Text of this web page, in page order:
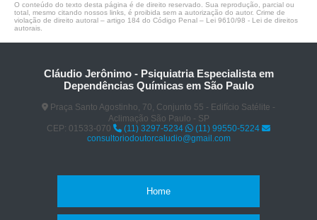
O conteúdo do texto desta página é de direito reservado. Sua reprodução, parcial ou
total, mesmo citando nossos links, é proibida sem a autorização do autor. Crime de
violação de direito autoral – artigo 184 do Código Penal – Lei 9610/98 - Lei de direitos
autorais
Cláudio Jerônimo - Psiquiatria Especialista em
Dependências Químicas em São Paulo
Praça Santo Agostinho, 70, Conjunto 55 - Edifício Satélite -
Aclimação São Paulo - SP
CEP: 01533-070
(11) 3297-5234
(11) 99550-5224
consultoriodoutorcaludio@gmail.com
Home